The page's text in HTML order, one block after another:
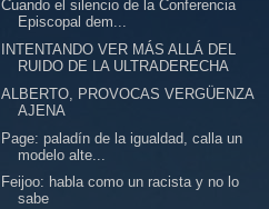
Cuando el silencio de la Conferencia
Episcopal dem...
INTENTANDO VER MÁS ALLÁ DEL
RUIDO DE LA ULTRADERECHA
ALBERTO, PROVOCAS VERGÜENZA
AJENA
Page: paladín de la igualdad, calla un
modelo alte...
Feijoo: habla como un racista y no lo
sabe